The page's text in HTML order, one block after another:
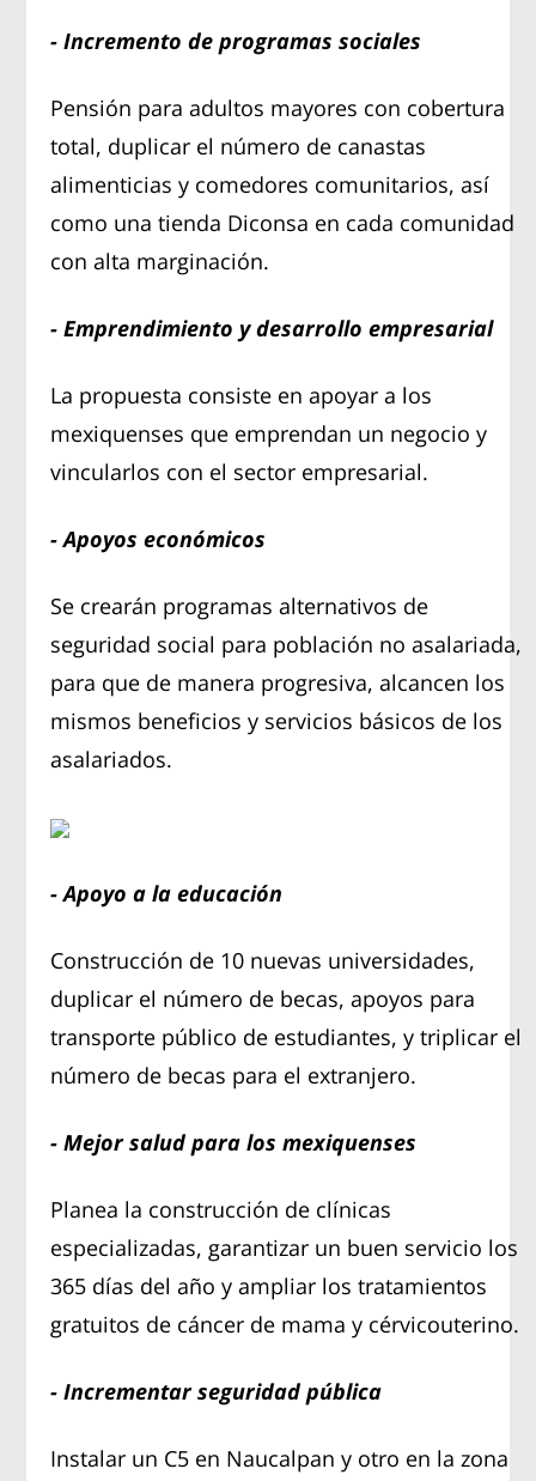
- Incremento de programas sociales
Pensión para adultos mayores con cobertura
total, duplicar el número de canastas
alimenticias y comedores comunitarios, así
como una tienda Diconsa en cada comunidad
con alta marginación.
- Emprendimiento y desarrollo empresarial
La propuesta consiste en apoyar a los
mexiquenses que emprendan un negocio y
vincularlos con el sector empresarial.
- Apoyos económicos
Se crearán programas alternativos de
seguridad social para población no asalariada,
para que de manera progresiva, alcancen los
mismos beneficios y servicios básicos de los
asalariados.
- Apoyo a la educación
Construcción de 10 nuevas universidades,
duplicar el número de becas, apoyos para
transporte público de estudiantes, y triplicar el
número de becas para el extranjero.
- Mejor salud para los mexiquenses
Planea la construcción de clínicas
especializadas, garantizar un buen servicio los
365 días del año y ampliar los tratamientos
gratuitos de cáncer de mama y cérvicouterino.
- Incrementar seguridad pública
Instalar un C5 en Naucalpan y otro en la zona